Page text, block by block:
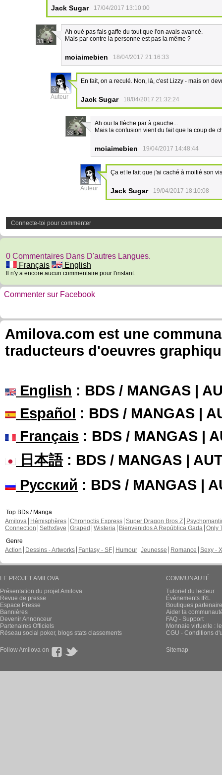
Jack Sugar 17/04/2017 13:10:00
33
Ah oué pas fais gaffe du tout que l'on avais avancé.
Mais par contre la personne est pas la même ?
moiaimebien 18/04/2017 21:16:33
32
Auteur
En fait, on a reculé. Non, là, c'est Lizzy - mais on
Jack Sugar 18/04/2017 21:32:24
33
Ah oui la flèche par à gauche...
Mais la confusion vient du fait que la coup de
moiaimebien 19/04/2017 14:48:44
32
Auteur
Ça et le fait que j'ai caché à moitié son
Jack Sugar 19/04/2017 18:10:08
Connecte-toi pour commenter
0 Commentaires Dans D'autres Langues.
Français
English
Il n'y a encore aucun commentaire pour l'instant.
Commenter sur Facebook
Amilova.com est une
traducteurs d'oeuvres
English : BDS / MANGAS |
Español : BDS / MANGAS |
Français : BDS / MANGAS |
日本語: BDS / MANGAS |
Русский : BDS / MANGAS |
Top BDs / Manga
Amilova
Hémisphères Chronoctis Express Super Dragon Bros Z
Connection Sethxfaye Graped Wisteria Bienvenidos A República Gada Only
Genre
Action
Dessins - Artworks Fantasy - SF Humour Jeunesse Romance Sexy -
LE PROJET AMILOVA
Présentation du projet Amilova
Revue de presse
Espace Presse
Bannières
Devenir Annonceur
Partenaires Officiels
Réseau social poker, blogs stats classements
COMMUNAUTÉ
Tutoriel du lecteur
Évènements IRL
Boutiques
Aider la
FAQ - Support
Monnaie virtuelle :
CGU - Conditions
Follow Amilova on Sitemap